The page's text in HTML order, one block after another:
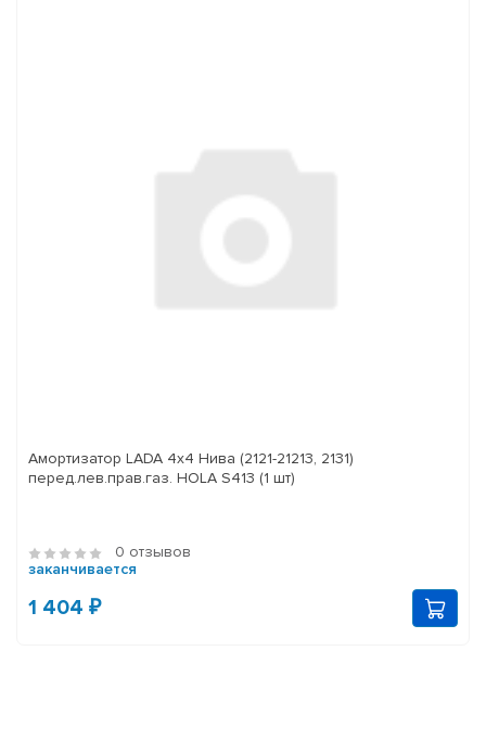
Амортизатор LADA 4x4 Нива (2121-21213, 2131)
перед.лев.прав.газ. HOLA S413 (1 шт)
0 отзывов
заканчивается
1 404 ₽